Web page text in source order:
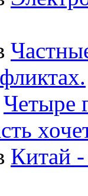
Четыре
Китай